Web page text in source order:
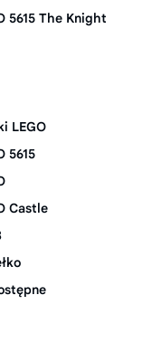
5615 The Knight
LEGO
5615
Castle